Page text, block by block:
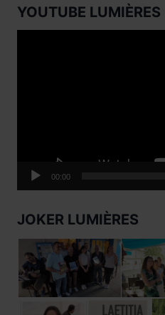
YOUTUBE LUMIÈRES
00:00
JOKER LUMIÈRES